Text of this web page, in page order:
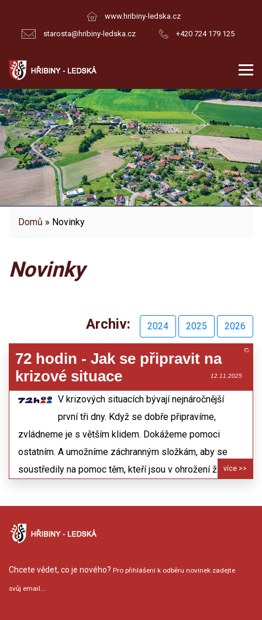
www.hribiny-ledska.cz
starosta@hribiny-ledska.cz
+420 724 179 125
Domů » Novinky
Novinky
Archiv: 2024 2025 2026
72 hodin - Jak se připravit na
krizové situace
12.11.2025
V krizových situacích bývají nejnáročnější
první tři dny. Když se dobře připravíme,
zvládneme je s větším klidem. Dokážeme pomoci
ostatním. A umožníme záchranným složkám, aby se
soustředily na pomoc těm, kteří jsou v ohrožení života.
více >>
Chcete vědet, co je nového? Pro přihlášení k odběru novinek zadejte
svůj email...